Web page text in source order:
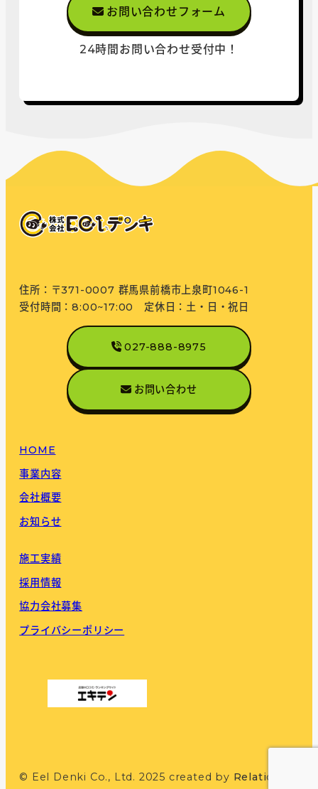
お問い合わせフォーム
24時間お問い合わせ受付中！
住所：〒371-0007 群馬県前橋市上泉町1046-1
受付時間：8:00~17:00 定休日：土・日・祝日
027-888-8975
お問い合わせ
HOME
事業内容
会社概要
お知らせ
施工実績
採用情報
協力会社募集
プライバシーポリシー
© Eel Denki Co., Ltd. 2025 created by Relations